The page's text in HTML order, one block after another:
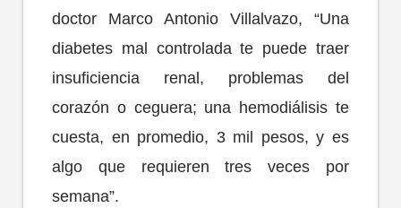
doctor Marco Antonio Villalvazo, “Una
diabetes mal controlada te puede traer
insuficiencia renal, problemas del
corazón o ceguera; una hemodiálisis te
cuesta, en promedio, 3 mil pesos, y es
algo que requieren tres veces por
semana”.